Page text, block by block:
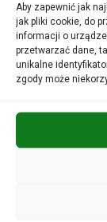
Aby zapewnić jak
jak pliki cookie, do
informacji o
przetwarzać dane,
unikalne
zgody może
Magda
Maciej
Marek Fedor–
Andrzej Lewocki
Mateusz
Wokalistka,
nagrywa płyty,